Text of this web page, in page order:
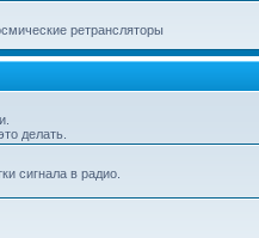
ретрансляторы
делать.
сигнала в радио.